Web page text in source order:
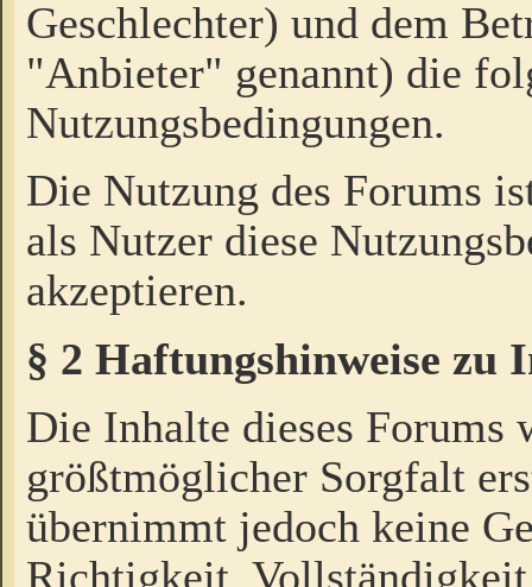
Geschlechter) und dem
"Anbieter" genannt) die
Nutzungsbedingungen.
Die Nutzung des Forums
als Nutzer diese
akzeptieren.
§ 2 Haftungshinweise zu
Die Inhalte dieses Forums
größtmöglicher Sorgfalt
übernimmt jedoch keine
Richtigkeit,